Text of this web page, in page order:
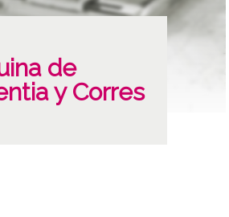
de
y Corres